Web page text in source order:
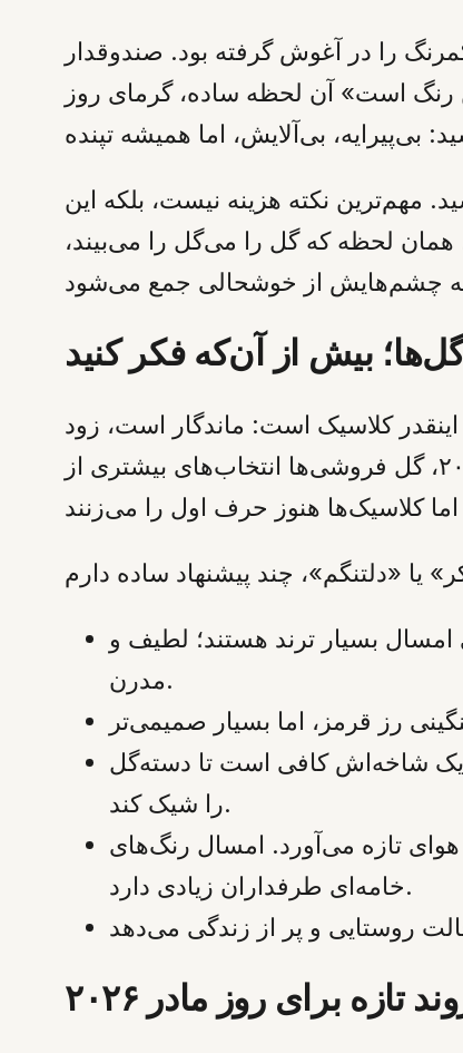
را در آغوش گرفته بود. صندوقدار
رنگ است» آن لحظه ساده، گرمای روز
نباشید. مهم‌ترین نکته هزینه نیست، بلکه این
لحظه که گل را می‌گل را می‌بیند،
گل‌ها؛ بیش از آن‌که فکر کنید
کلاسیک است: ماندگار است، زود
پژمرده نمی‌شود، درست مثل عشق مادرانه که با گذشت زمان کمرنگ می‌ریزد. در سال ۲۰۲۶، گل فروشی‌ها انتخاب‌های بیشتری از
بسیار ترند هستند؛ لطیف و
مدرن.
یک شاخه‌اش کافی است تا دسته‌گل
را شیک کند.
تازه می‌آورد. امسال رنگ‌های
خامه‌ای طرفداران زیادی دارد.
تازه برای روز مادر ۲۰۲۶